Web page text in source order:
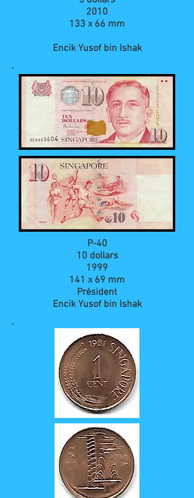
2010
133 x 66 mm
Encik Yusof bin Ishak
P-40
10 dollars
1999
141 x 69 mm
Président
Encik Yusof bin Ishak